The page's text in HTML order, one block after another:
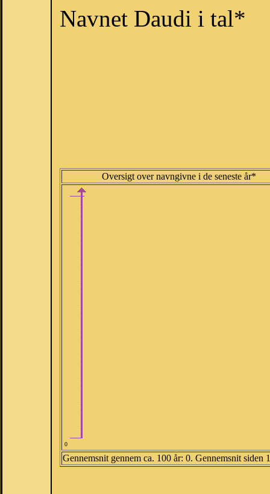
Navnet Daudi i tal*
Oversigt over navngivne i de seneste år*
0
Gennemsnit gennem ca. 100 år: 0. Gennemsnit siden